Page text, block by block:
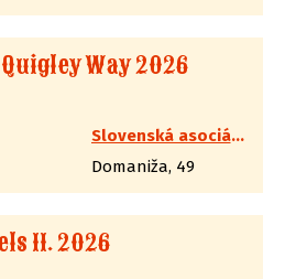
Way 2026
Slovenská asociácia westernovej streľby
Domaniža, 49
II. 2026